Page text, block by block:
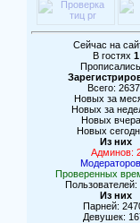
Сейчас на
В гостях 1
Всего:
Новых за
Новых за
Новых
Новых
Из них
Админов:
Проверенных
Пользователей:
Из них
Парней:
Девушек: